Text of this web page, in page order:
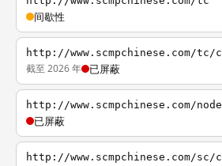
间歇性
http://www.scmpchinese.com/tc/
截至 2026 年 已屏蔽
http://www.scmpchinese.com/
已屏蔽
http://www.scmpchinese.com/sc/